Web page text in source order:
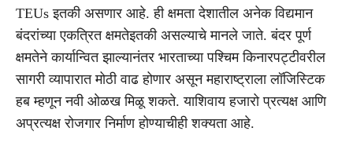
TEUs इतकी असणार आहे. ही क्षमता देशातील अनेक विद्यमान
बंदरांच्या एकत्रित क्षमतेइतकी असल्याचे मानले जाते. बंदर पूर्ण
क्षमतेने कार्यान्वित झाल्यानंतर भारताच्या पश्चिम किनारपट्टीवरील
सागरी व्यापारात मोठी वाढ होणार असून महाराष्ट्राला लॉजिस्टिक
हब म्हणून नवी ओळख मिळू शकते. याशिवाय हजारो प्रत्यक्ष आणि
अप्रत्यक्ष रोजगार निर्माण होण्याचीही शक्यता आहे.